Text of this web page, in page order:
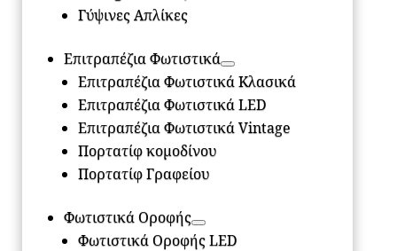
Γύψινες Απλίκες
Επιτραπέζια Φωτιστικά
Επιτραπέζια Φωτιστικά Κλασικά
Επιτραπέζια Φωτιστικά LED
Επιτραπέζια Φωτιστικά Vintage
Πορτατίφ κομοδίνου
Πορτατίφ Γραφείου
Φωτιστικά Οροφής
Φωτιστικά Οροφής LED